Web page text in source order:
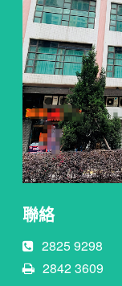
聯絡
2825 9298
2842 3609